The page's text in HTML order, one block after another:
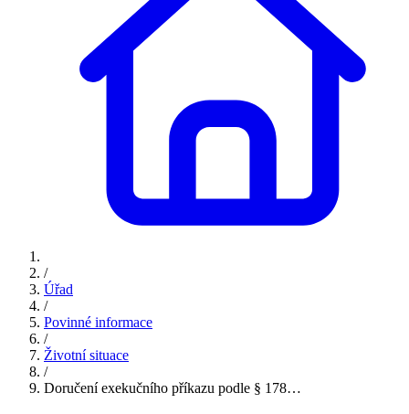
/
Úřad
/
Povinné informace
/
Životní situace
/
Doručení exekučního příkazu podle § 178…